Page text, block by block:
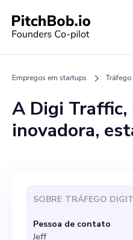
Empregos em startups
A Digi
inovadora,
dedicado
nossa
SOBRE TRÁFEGO
Pessoa de contato
Jeff